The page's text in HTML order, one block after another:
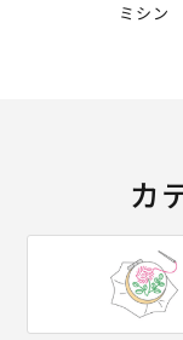
ミシン
カ